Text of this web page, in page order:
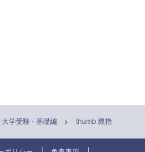
大学受験 - 基礎編 thumb 親指